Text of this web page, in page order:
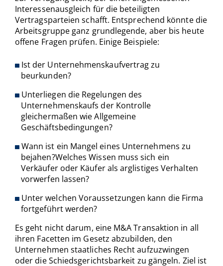
Interessenausgleich für die beteiligten
Vertragsparteien schafft. Entsprechend könnte die
Arbeitsgruppe ganz grundlegende, aber bis heute
offene Fragen prüfen. Einige Beispiele:
Ist der Unternehmenskaufvertrag zu
beurkunden?
Unterliegen die Regelungen des
Unternehmenskaufs der Kontrolle
gleichermaßen wie Allgemeine
Geschäftsbedingungen?
Wann ist ein Mangel eines Unternehmens zu
bejahen?Welches Wissen muss sich ein
Verkäufer oder Käufer als arglistiges Verhalten
vorwerfen lassen?
Unter welchen Voraussetzungen kann die Firma
fortgeführt werden?
Es geht nicht darum, eine M&A Transaktion in all
ihren Facetten im Gesetz abzubilden, den
Unternehmen staatliches Recht aufzuzwingen
oder die Schiedsgerichtsbarkeit zu gängeln. Ziel ist